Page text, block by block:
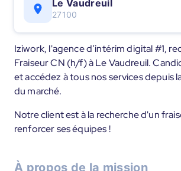
Le Vaudreuil
27100
Iziwork, l'agence d’intérim digital #1,
Fraiseur CN (h/f) à Le Vaudreuil.
et accédez à tous nos services depuis
du marché.
Notre client est à la recherche d'un
renforcer ses équipes !
À propos de la mission